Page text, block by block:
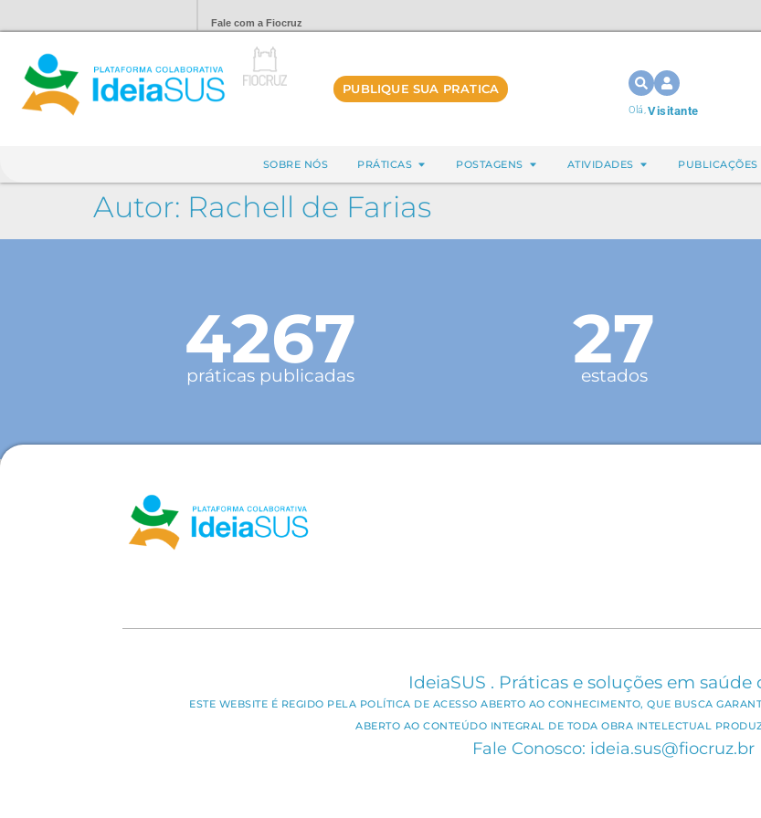
Fale com a Fiocruz
PUBLIQUE SUA PRATICA
Olá,Visitante
SOBRE NÓS PRÁTICAS POSTAGENS ATIVIDADES PUBLICAÇÕES
Autor: Rachell de Farias
4267
práticas publicadas 27
estados
IdeiaSUS . Práticas e soluções em saúde
ESTE WEBSITE É REGIDO PELA POLÍTICA DE ACESSO ABERTO AO CONHECIMENTO, QUE BUSCA
ABERTO AO CONTEÚDO INTEGRAL DE TODA OBRA INTELECTUAL
Fale Conosco: ideia.sus@fiocruz.br